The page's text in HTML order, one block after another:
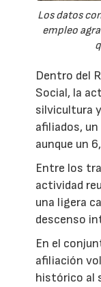
Los datos
empleo
Dentro del
Social, la
silvicultura
afiliados,
aunque un
Entre los
actividad
una ligera
descenso
En el
afiliación
histórico al